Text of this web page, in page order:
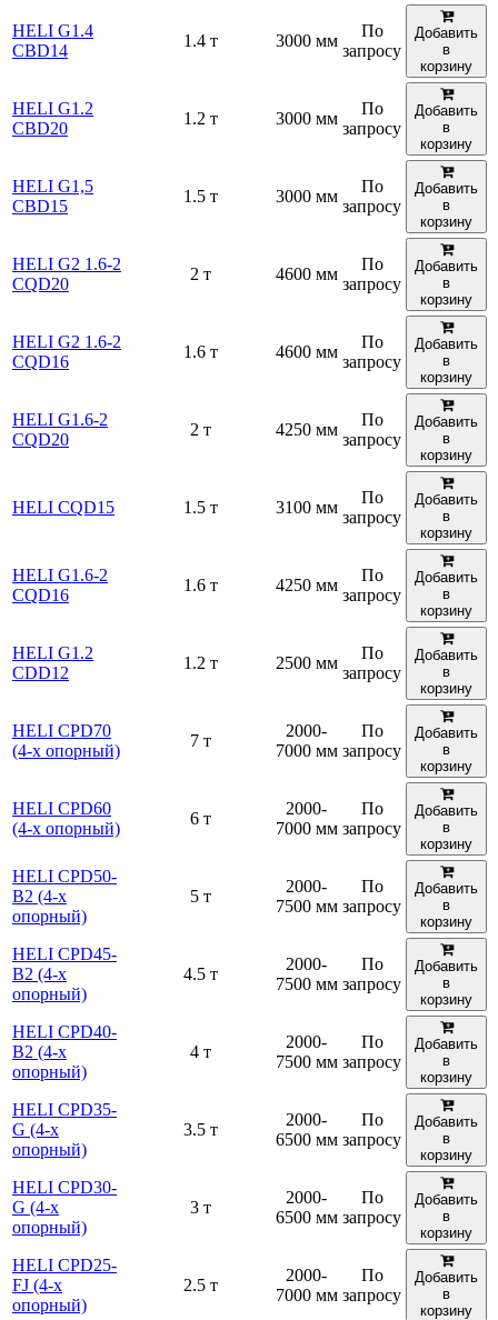
HELI G1.4
CBD14
1.4 т 3000 мм
По
запросу
Добавить
в
корзину
HELI G1.2
CBD20
1.2 т 3000 мм
По
запросу
Добавить
в
корзину
HELI G1,5
CBD15
1.5 т 3000 мм
По
запросу
Добавить
в
корзину
HELI G2 1.6-2
CQD20
2 т 4600 мм
По
запросу
Добавить
в
корзину
HELI G2 1.6-2
CQD16
1.6 т 4600 мм
По
запросу
Добавить
в
корзину
HELI G1.6-2
CQD20
2 т 4250 мм
По
запросу
Добавить
в
корзину
HELI CQD15 1.5 т 3100 мм
По
запросу
Добавить
в
корзину
HELI G1.6-2
CQD16
1.6 т 4250 мм
По
запросу
Добавить
в
корзину
HELI G1.2
CDD12
1.2 т 2500 мм
По
запросу
Добавить
в
корзину
HELI CPD70
(4-х опорный)
7 т
2000-
7000 мм
По
запросу
Добавить
в
корзину
HELI CPD60
(4-х опорный)
6 т
2000-
7000 мм
По
запросу
Добавить
в
корзину
HELI CPD50-
B2 (4-х
опорный)
5 т
2000-
7500 мм
По
запросу
Добавить
в
корзину
HELI CPD45-
B2 (4-х
опорный)
4.5 т
2000-
7500 мм
По
запросу
Добавить
в
корзину
HELI CPD40-
B2 (4-х
опорный)
4 т
2000-
7500 мм
По
запросу
Добавить
в
корзину
HELI CPD35-
G (4-х
опорный)
3.5 т
2000-
6500 мм
По
запросу
Добавить
в
корзину
HELI CPD30-
G (4-х
опорный)
3 т
2000-
6500 мм
По
запросу
Добавить
в
корзину
HELI CPD25-
FJ (4-х
опорный)
2.5 т
2000-
7000 мм
По
запросу
Добавить
в
корзину